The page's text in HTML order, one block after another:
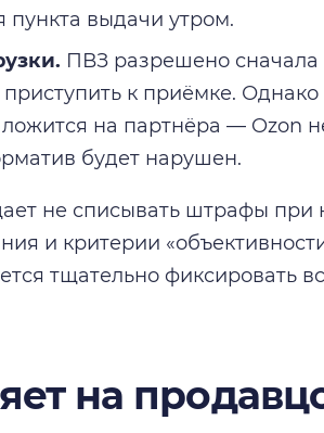
пункта выдачи утром.
ПВЗ разрешено сначала
к приёмке.
на партнёра — Ozon
будет нарушен.
не списывать штрафы при
и критерии
тщательно фиксировать
на